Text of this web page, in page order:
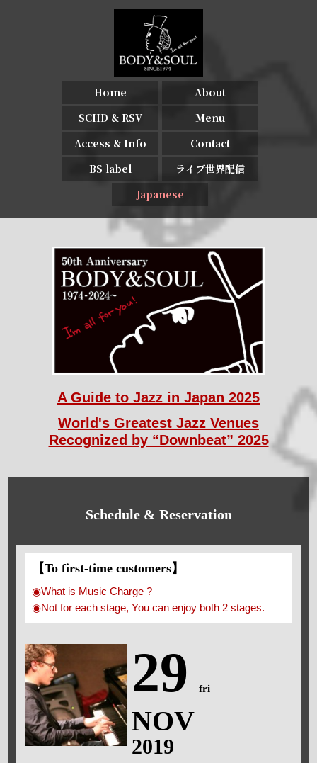
Home
About
SCHD & RSV
Menu
Access & Info
Contact
BS label
ライブ世界配信
Japanese
A Guide to Jazz in Japan 2025
World's Greatest Jazz Venues
Recognized by “Downbeat” 2025
Schedule & Reservation
【To first-time customers】
◉What is Music Charge ?
◉Not for each stage, You can enjoy both 2 stages.
29 fri
NOV
2019